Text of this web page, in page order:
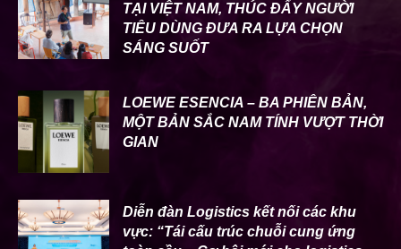
TẠI VIỆT NAM, THÚC ĐẨY NGƯỜI
TIÊU DÙNG ĐƯA RA LỰA CHỌN
SÁNG SUỐT
LOEWE ESENCIA – BA PHIÊN BẢN,
MỘT BẢN SẮC NAM TÍNH VƯỢT THỜI
GIAN
Diễn đàn Logistics kết nối các khu
vực: “Tái cấu trúc chuỗi cung ứng